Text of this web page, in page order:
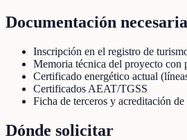
Documentación necesaria
Inscripción en el registro de
Memoria técnica del proyecto con
Certificado energético actual
Certificados AEAT/TGSS
Ficha de terceros y acreditación
Dónde solicitar